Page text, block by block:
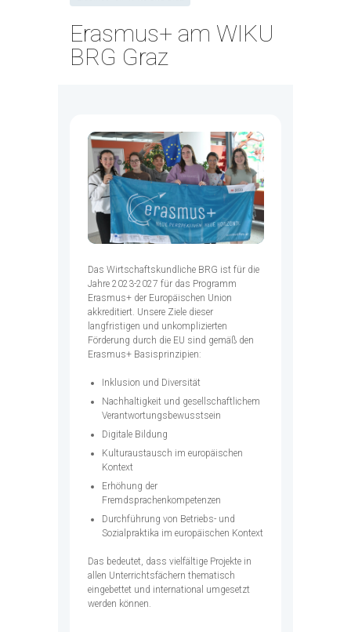
Erasmus+ am WIKU
BRG Graz
Das Wirtschaftskundliche BRG ist für die
Jahre 2023-2027 für das Programm
Erasmus+ der Europäischen Union
akkreditiert. Unsere Ziele dieser
langfristigen und unkomplizierten
Förderung durch die EU sind gemäß den
Erasmus+ Basisprinzipien:
Inklusion und Diversität
Nachhaltigkeit und gesellschaftlichem
Verantwortungsbewusstsein
Digitale Bildung
Kulturaustausch im europäischen
Kontext
Erhöhung der
Fremdsprachenkompetenzen
Durchführung von Betriebs- und
Sozialpraktika im europäischen Kontext
Das bedeutet, dass vielfältige Projekte in
allen Unterrichtsfächern thematisch
eingebettet und international umgesetzt
werden können.